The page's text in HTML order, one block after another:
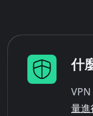
什
VPN
量